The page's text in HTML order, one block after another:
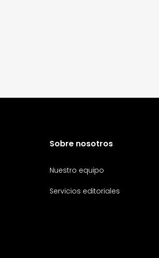
Sobre nosotros
Nuestro equipo
Servicios editoriales